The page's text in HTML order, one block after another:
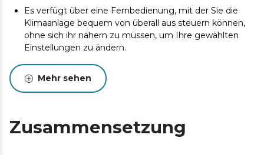
Es verfügt über eine Fernbedienung, mit der Sie die
Klimaanlage bequem von überall aus steuern können,
ohne sich ihr nähern zu müssen, um Ihre gewählten
Einstellungen zu ändern.
Seine große Abdeckungsfläche von 20 m2 ermöglicht
es Ihnen, die Temperatur des Raums an die
gewünschten Grad anzupassen und zu ändern,
Das LED-Display zeigt alle möglichen Einstellungen an
Mehr sehen
Zusammensetzung